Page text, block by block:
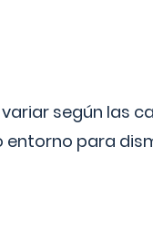
según las
entorno para